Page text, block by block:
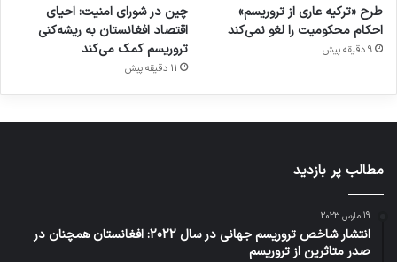
طرح «ترکیه عاری از تروریسم»
احکام محکومیت را لغو نمی‌کند
9 دقیقه پیش
چین در شورای امنیت: احیای
اقتصاد افغانستان به ریشه‌کنی
تروریسم کمک می‌کند
11 دقیقه پیش
مطالب پر بازدید
19 مارس 2023
انتشار شاخص تروریسم جهانی در سال 2022: افغانستان همچنان در
صدر متاثرین از تروریسم